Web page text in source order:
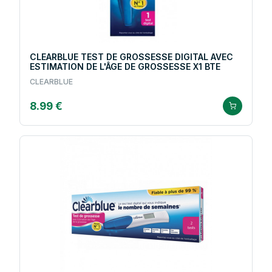
CLEARBLUE TEST DE GROSSESSE DIGITAL AVEC
ESTIMATION DE L'ÂGE DE GROSSESSE X1 BTE
CLEARBLUE
8.99 €